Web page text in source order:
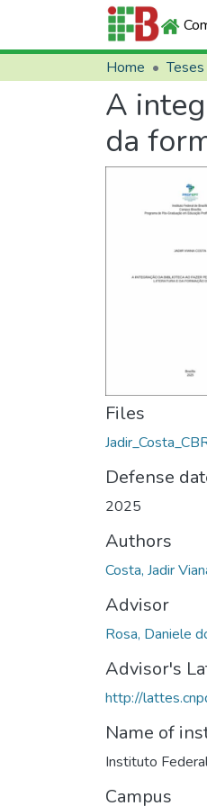
Home
A
da
Files
Defense
2025
Authors
Costa, Jadir
Advisor
Rosa, Daniele
Advisor's
http://
Name of
Instituto
Campus